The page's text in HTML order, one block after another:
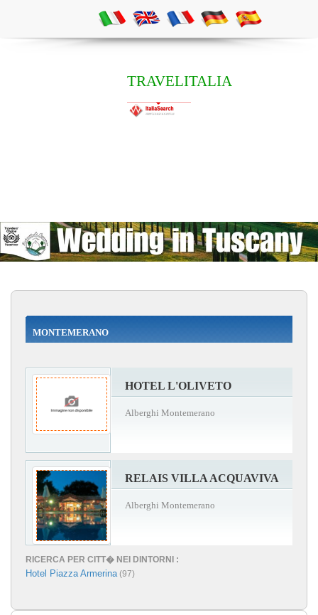
TRAVELITALIA
MONTEMERANO
HOTEL L'OLIVETO
Alberghi Montemerano
RELAIS VILLA ACQUAVIVA
Alberghi Montemerano
RICERCA PER CITT� NEI DINTORNI :
Hotel Piazza Armerina(97)